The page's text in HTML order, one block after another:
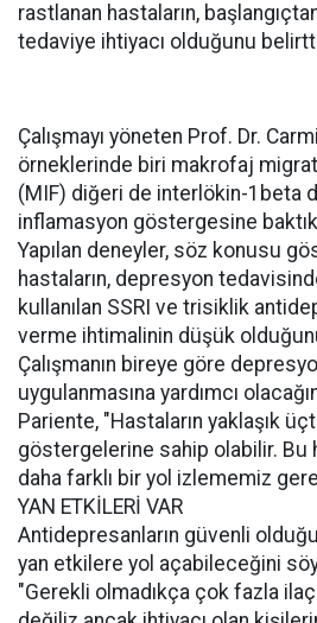
rastlanan hastaların,
tedaviye ihtiyacı olduğunu
Çalışmayı yöneten Prof. Dr.
örneklerinde biri makrofaj
(MIF) diğeri de interlökin-1beta
inflamasyon göstergesine
Yapılan deneyler, söz konusu
hastaların, depresyon
kullanılan SSRI ve trisiklik
verme ihtimalinin düşük
Çalışmanın bireye göre
uygulanmasına yardımcı
Pariente, "Hastaların yaklaşık
göstergelerine sahip olabilir. Bu
daha farklı bir yol izlememiz
YAN ETKİLERİ VAR
Antidepresanların güvenli
yan etkilere yol açabileceğini
"Gerekli olmadıkça çok fazla ilaç